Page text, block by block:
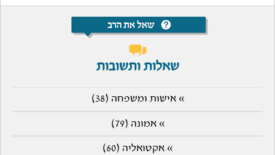
שאלות ותשובות
» אישות ומשפחה (38)
» אמונה (79)
» אקטואליה (60)